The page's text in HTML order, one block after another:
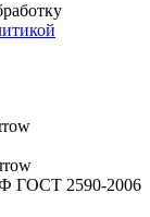
ГОСТ 2590-2006